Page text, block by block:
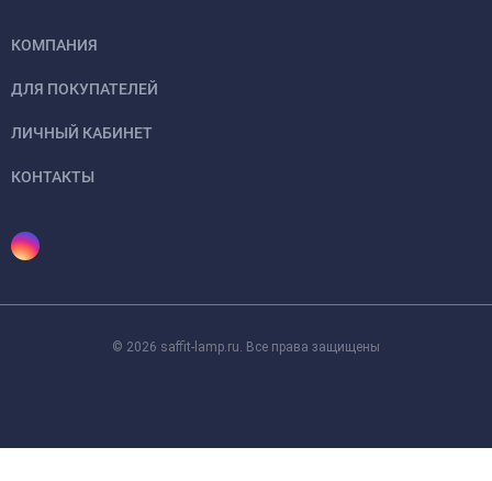
КОМПАНИЯ
ДЛЯ ПОКУПАТЕЛЕЙ
ЛИЧНЫЙ КАБИНЕТ
КОНТАКТЫ
© 2026 saffit-lamp.ru. Все права защищены